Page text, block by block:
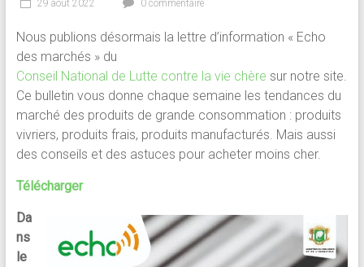
29 août 2022 0 commentaire
Nous publions désormais la lettre d’information « Echo
des marchés » du
Conseil National de Lutte contre la vie chère sur notre site.
Ce bulletin vous donne chaque semaine les tendances du
marché des produits de grande consommation : produits
vivriers, produits frais, produits manufacturés. Mais aussi
des conseils et des astuces pour acheter moins cher.
Télécharger
Da
ns
le